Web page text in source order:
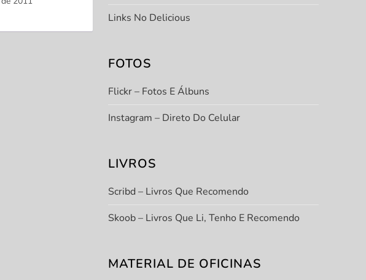
Links No Delicious
FOTOS
Flickr – Fotos E Álbuns
Instagram – Direto Do Celular
LIVROS
Scribd – Livros Que Recomendo
Skoob – Livros Que Li, Tenho E Recomendo
MATERIAL DE OFICINAS